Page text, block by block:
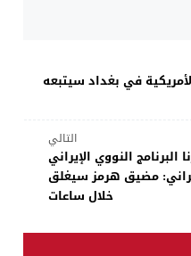
في بغداد سيتبعه
التالي
البرنامج النووي الإيراني
مضيق هرمز سيغلق
خلال ساعات